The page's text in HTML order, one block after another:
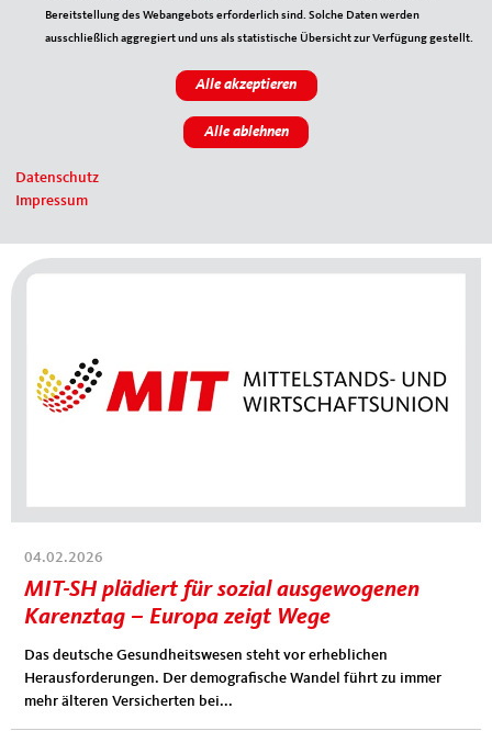
MIT fordert Anpassungen bei 1.000-Euro-
Entlastungsprämie
Belastungsprämie für Mittelstand und Handwerk werden!
Die Spitzen von CDU, CSU und...
04.02.2026
MIT-SH plädiert für sozial ausgewogenen
Karenztag – Europa zeigt Wege
Das deutsche Gesundheitswesen steht vor erheblichen
Herausforderungen. Der demografische Wandel führt zu immer
mehr älteren Versicherten bei...
Teilzeit, wo sie nötig ist: Fachkräftemangel
macht neue Regeln erforderlich
zum CDU-Bundesparteitag am 20. und 21. Februar in Stuttgart
eingebracht. Ziel ist...
03.11.2025
BILANZ DER MERZ-REGIERUNG FÜR DEN
MITTELSTAND -DIE ERSTEN 180 TAGE-
Die Merz-Regierung hat in Ihren ersten 180 Tagen für den
Mittelstand bereits viel bewegt:
Bereitstellung des Webangebots erforderlich sind. Solche Daten werden
ausschließlich aggregiert und uns als statistische Übersicht zur Verfügung gestellt.
Datenschutz
Impressum